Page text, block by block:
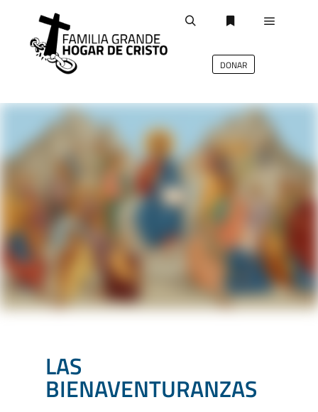
DONAR
LAS
BIENAVENTURANZAS